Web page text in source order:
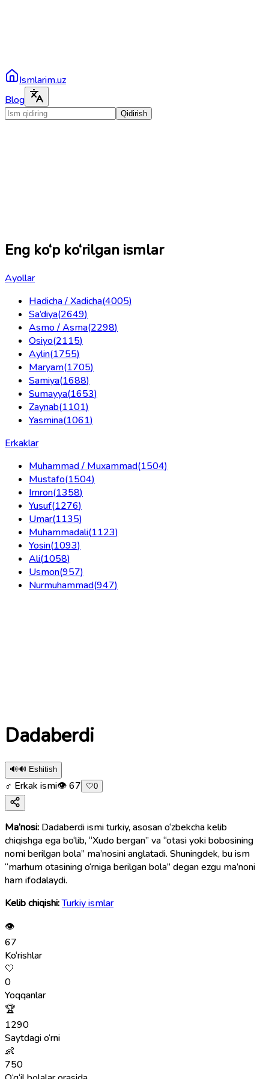
Ismlarim.uz
Blog
Qidirish
Eng ko‘p ko‘rilgan ismlar
Ayollar
Hadicha / Xadicha(4005)
Sa’diya(2649)
Asmo / Asma(2298)
Osiyo(2115)
Aylin(1755)
Maryam(1705)
Samiya(1688)
Sumayya(1653)
Zaynab(1101)
Yasmina(1061)
Erkaklar
Muhammad / Muxammad(1504)
Mustafo(1504)
Imron(1358)
Yusuf(1276)
Umar(1135)
Muhammadali(1123)
Yosin(1093)
Ali(1058)
Usmon(957)
Nurmuhammad(947)
Dadaberdi
🔊🔊 Eshitish
♂ Erkak ismi👁67 🤍0
Ma’nosi: Dadaberdi ismi turkiy, asosan o‘zbekcha kelib
chiqishga ega bo‘lib, “Xudo bergan” va “otasi yoki bobosining
nomi berilgan bola” ma’nosini anglatadi. Shuningdek, bu ism
“marhum otasining o‘rniga berilgan bola” degan ezgu ma’noni
ham ifodalaydi.
Kelib chiqishi:Turkiy ismlar
👁
67
Ko‘rishlar
🤍
0
Yoqqanlar
🏆
1290
Saytdagi o‘rni
👶
750